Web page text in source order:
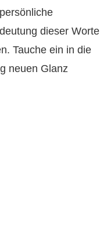
dieser Worte
Tauche ein in die
neuen Glanz